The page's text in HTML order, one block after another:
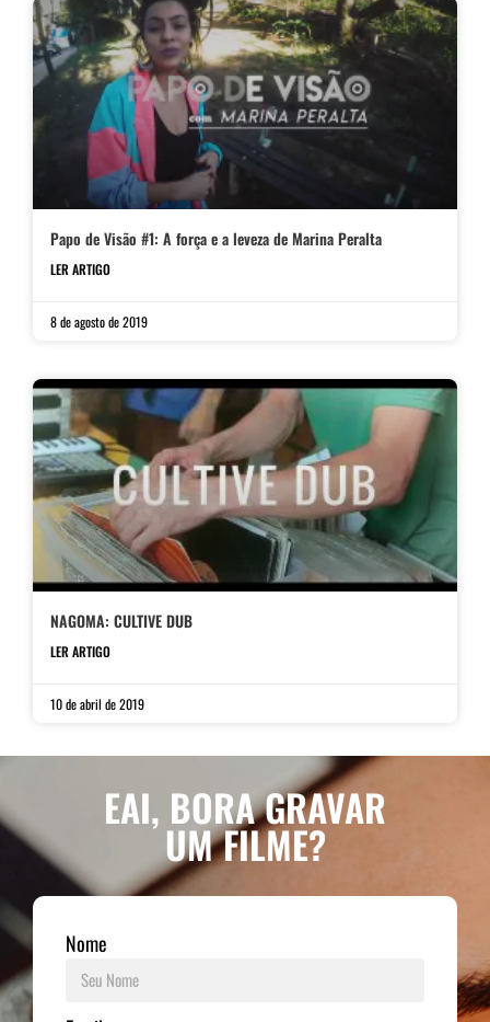
Papo de Visão #1: A força e a leveza de Marina Peralta
LER ARTIGO
8 de agosto de 2019
NAGOMA: CULTIVE DUB
LER ARTIGO
10 de abril de 2019
EAI, BORA GRAVAR
UM FILME?
Nome